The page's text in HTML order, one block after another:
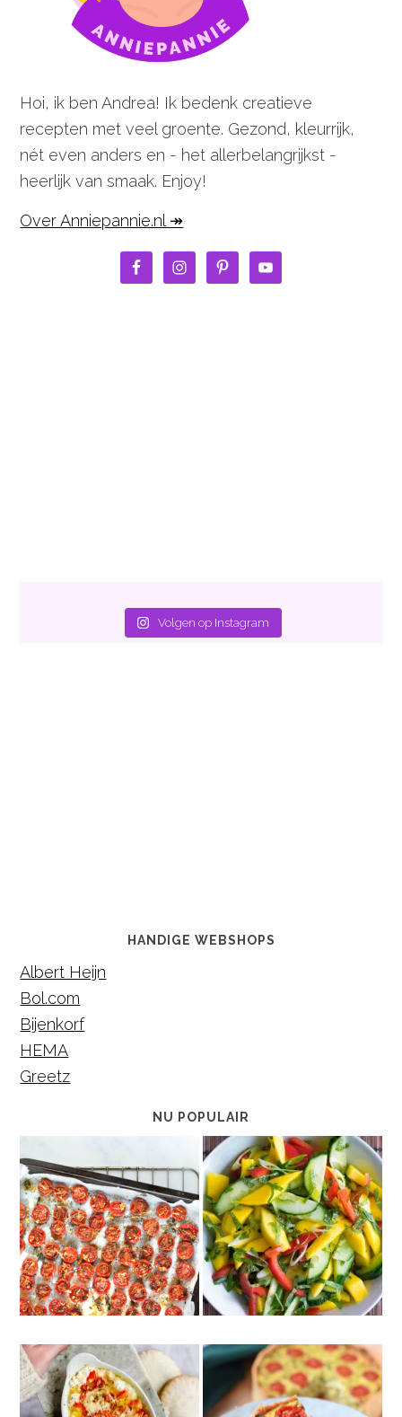
Hoi, ik ben Andrea! Ik bedenk creatieve
recepten met veel groente. Gezond, kleurrijk,
nét even anders en - het allerbelangrijkst -
heerlijk van smaak. Enjoy!
Over Anniepannie.nl ↠
Volgen op Instagram
HANDIGE WEBSHOPS
Albert Heijn
Bol.com
Bijenkorf
HEMA
Greetz
NU POPULAIR